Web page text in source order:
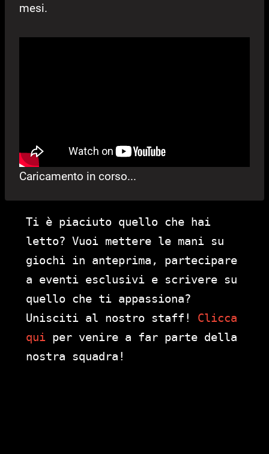
mesi.
Caricamento in corso...
Ti è piaciuto quello che hai
letto? Vuoi mettere le mani su
giochi in anteprima, partecipare
a eventi esclusivi e scrivere su
quello che ti appassiona?
Unisciti al nostro staff! Clicca
qui per venire a far parte della
nostra squadra!